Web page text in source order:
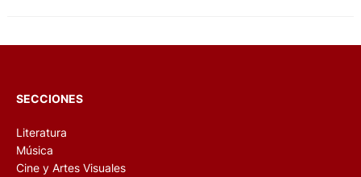
SECCIONES
Literatura
Música
Cine y Artes Visuales